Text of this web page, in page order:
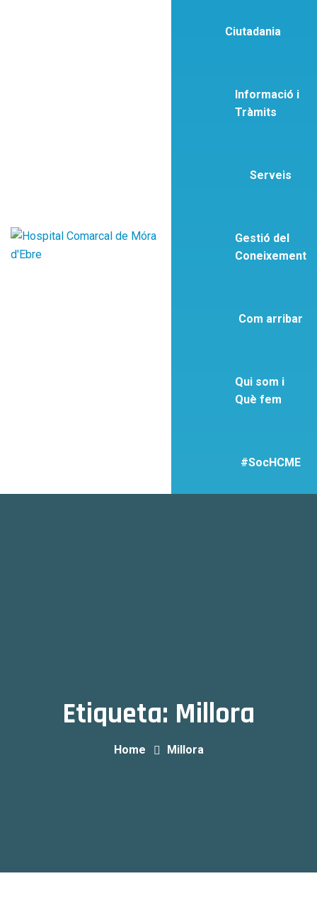
Ciutadania
Informació i
Tràmits
Serveis
Gestió del
Coneixement
Com arribar
Qui som i
Què fem
#SocHCME
Etiqueta: Millora
Home Millora